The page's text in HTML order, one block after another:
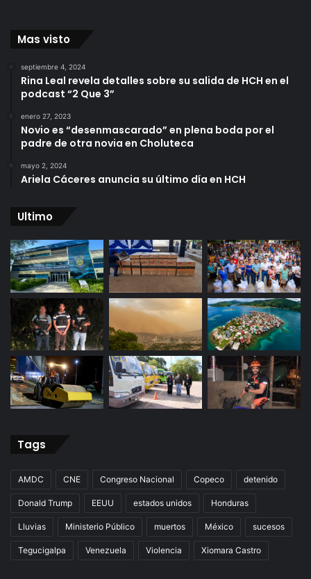
Mas visto
septiembre 4, 2024
Rina Leal revela detalles sobre su salida de HCH en el
podcast “2 Que 3”
enero 27, 2023
Novio es “desenmascarado” en plena boda por el
padre de otra novia en Choluteca
mayo 2, 2024
Ariela Cáceres anuncia su último día en HCH
Ultimo
Tags
AMDC CNE Congreso Nacional Copeco detenido
Donald Trump EEUU estados unidos Honduras
Lluvias Ministerio Público muertos México sucesos
Tegucigalpa Venezuela Violencia Xiomara Castro